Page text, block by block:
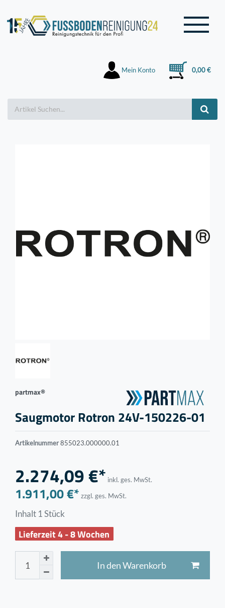
Mein Konto 0,00 €
partmax®
Saugmotor Rotron 24V-150226-01
Artikelnummer855023.000000.01
2.274,09 €* inkl. ges. MwSt.
1.911,00 €* zzgl. ges. MwSt.
Inhalt 1Stück
Lieferzeit 4 - 8 Wochen
In den Warenkorb